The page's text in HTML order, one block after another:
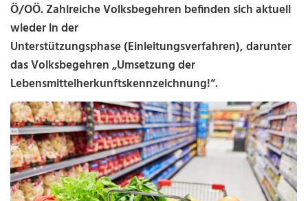
Ö/OÖ. Zahlreiche Volksbegehren befinden sich aktuell
wieder in der
Unterstützungsphase (Einleitungsverfahren), darunter
das Volksbegehren „Umsetzung der
Lebensmittelherkunftskennzeichnung!“.